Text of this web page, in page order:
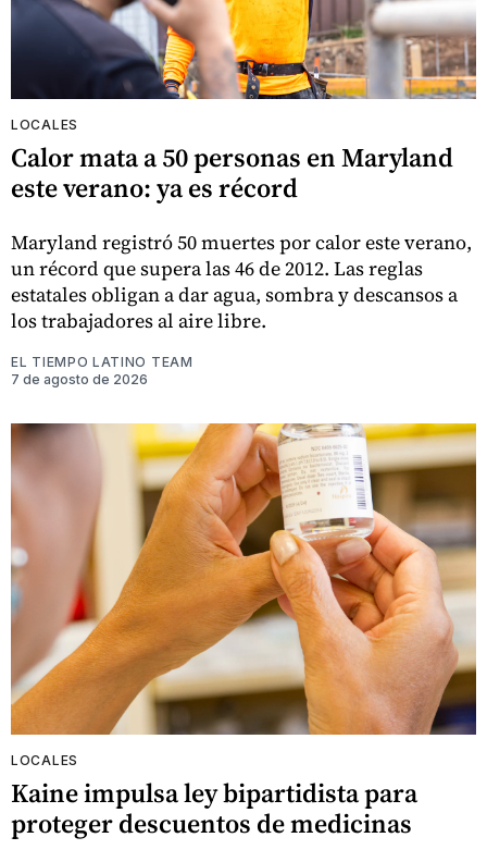
LOCALES
Calor mata a 50 personas en Maryland
este verano: ya es récord
Maryland registró 50 muertes por calor este verano,
un récord que supera las 46 de 2012. Las reglas
estatales obligan a dar agua, sombra y descansos a
los trabajadores al aire libre.
EL TIEMPO LATINO TEAM
7 de agosto de 2026
LOCALES
Kaine impulsa ley bipartidista para
proteger descuentos de medicinas